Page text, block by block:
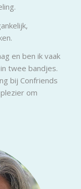
en ben ik vaak
twee bandjes.
bij Confriends
om